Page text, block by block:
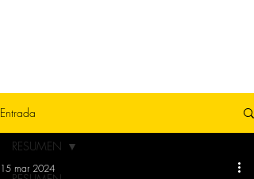
Entrada
RESUMEN
15 mar 2024